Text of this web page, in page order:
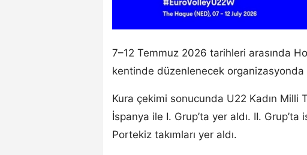
7–12 Temmuz 2026 tarihleri arasında
kentinde düzenlenecek
Kura çekimi sonucunda U22 Kadın Milli
İspanya ile I. Grup’ta yer aldı. II.
Portekiz takımları yer aldı.